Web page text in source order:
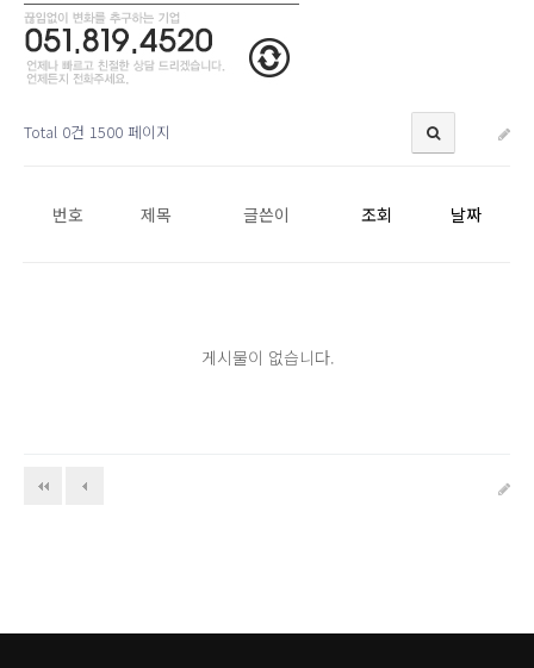
Total 0건 1500 페이지
번호 제목 글쓴이 조회 날짜
게시물이 없습니다.